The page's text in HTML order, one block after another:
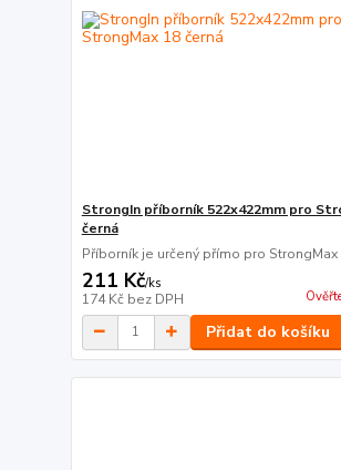
StrongIn příborník 522x422mm pro
černá
Příborník je určený přímo pro StrongMax
211 Kč/ks
174 Kč bez DPH
Přidat do košíku